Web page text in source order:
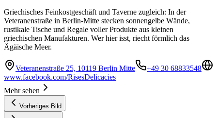
Griechisches Feinkostgeschäft und Taverne zugleich: In der
Veteranenstraße in Berlin-Mitte stecken sonnengelbе Wände,
rustikale Tische und Regale voller Produkte aus kleinen
griechischen Manufakturen. Wer hier isst, riecht förmlich das
Ägäische Meer.
Veteranenstraße 25, 10119 Berlin Mitte
+49 30 68833548
www.facebook.com/RisesDelicacies
Mehr sehen
Vorheriges Bild